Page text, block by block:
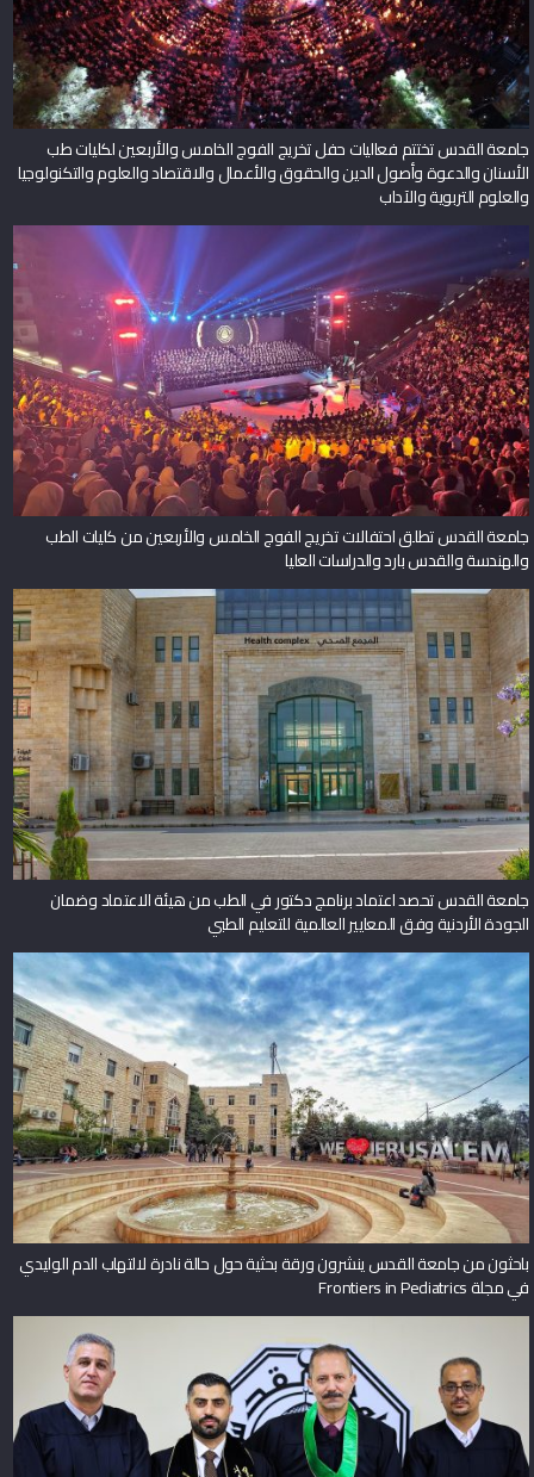
جامعة القدس تختتم فعاليات حفل تخريج الفوج الخامس والأربعين لكليات طب
الأسنان والدعوة وأصول الدين والحقوق والأعمال والاقتصاد والعلوم والتكنولوجيا
والعلوم التربوية والآداب
جامعة القدس تطلق احتفالات تخريج الفوج الخامس والأربعين من كليات الطب
والهندسة والقدس بارد والدراسات العليا
جامعة القدس تحصد اعتماد برنامج دكتور في الطب من هيئة الاعتماد وضمان
الجودة الأردنية وفق المعايير العالمية للتعليم الطبي
باحثون من جامعة القدس ينشرون ورقة بحثية حول حالة نادرة لالتهاب الدم الوليدي
في مجلة Frontiers in Pediatrics